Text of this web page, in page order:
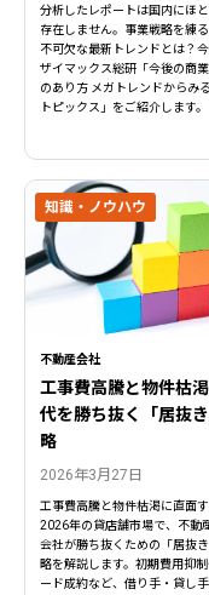
分析したレポートは国内にほ
存在しません。事業戦略を練
不可欠な最新トレンドとは？
ザイマックス総研「今後の商
のあり方 メガトレンドからみ
トピックス」をご紹介します。
不動産会社
工事費高騰と物件枯
代を勝ち抜く「居抜
略
2026年3月27日
工事費高騰と物件枯渇に直面
2026年の貸店舗市場で、不動
会社が勝ち抜くための「居抜
略を解説します。初期費用抑
ード成約など、借り手・貸し
知識・ノウハウ